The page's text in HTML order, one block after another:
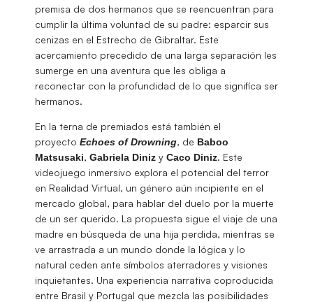
premisa de dos hermanos que se reencuentran para
cumplir la última voluntad de su padre: esparcir sus
cenizas en el Estrecho de Gibraltar. Este
acercamiento precedido de una larga separación les
sumerge en una aventura que les obliga a
reconectar con la profundidad de lo que significa ser
hermanos.
En la terna de premiados está también el
proyecto Echoes of Drowning, de Baboo
Matsusaki, Gabriela Diniz y Caco Diniz. Este
videojuego inmersivo explora el potencial del terror
en Realidad Virtual, un género aún incipiente en el
mercado global, para hablar del duelo por la muerte
de un ser querido. La propuesta sigue el viaje de una
madre en búsqueda de una hija perdida, mientras se
ve arrastrada a un mundo donde la lógica y lo
natural ceden ante símbolos aterradores y visiones
inquietantes. Una experiencia narrativa coproducida
entre Brasil y Portugal que mezcla las posibilidades